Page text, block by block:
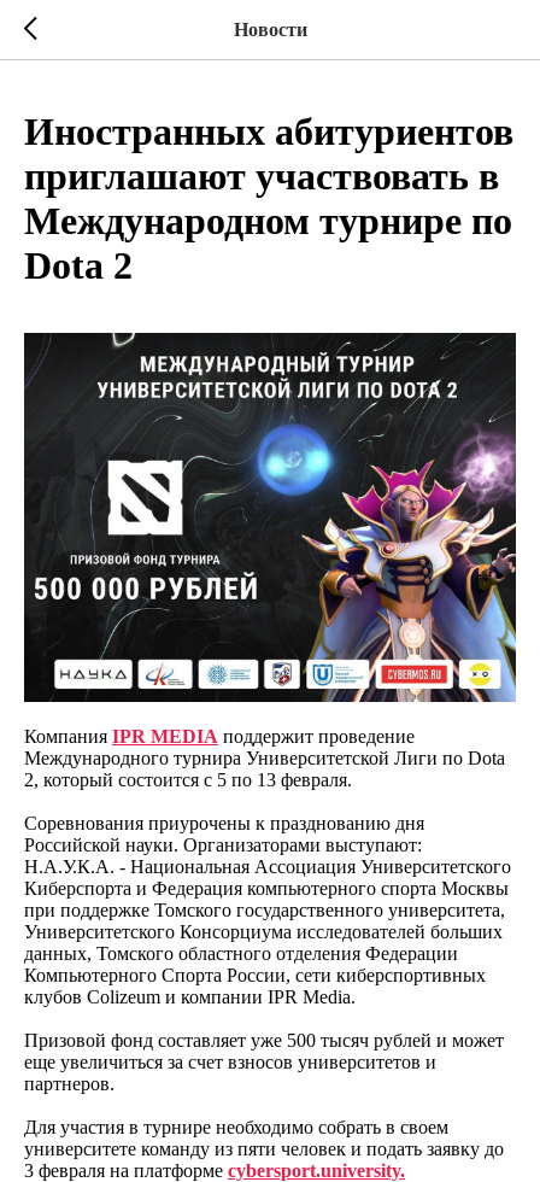
Новости
Иностранных абитуриентов
приглашают участвовать в
Международном турнире по
Dota 2
Компания IPR MEDIA поддержит проведение
Международного турнира Университетской Лиги по Dota
2, который состоится с 5 по 13 февраля.
Соревнования приурочены к празднованию дня
Российской науки. Организаторами выступают:
Н.А.У.К.А. - Национальная Ассоциация Университетского
Киберспорта и Федерация компьютерного спорта Москвы
при поддержке Томского государственного университета,
Университетского Консорциума исследователей больших
данных, Томского областного отделения Федерации
Компьютерного Спорта России, сети киберспортивных
клубов Colizeum и компании IPR Media.
Призовой фонд составляет уже 500 тысяч рублей и может
еще увеличиться за счет взносов университетов и
партнеров.
Для участия в турнире необходимо собрать в своем
университете команду из пяти человек и подать заявку до
3 февраля на платформе cybersport.university.